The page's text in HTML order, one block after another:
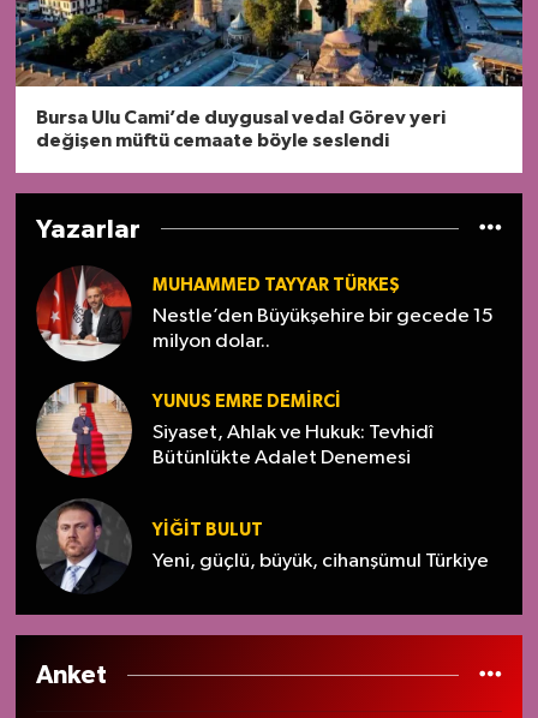
Bursa Ulu Cami’de duygusal veda! Görev yeri
değişen müftü cemaate böyle seslendi
Yazarlar
MUHAMMED TAYYAR TÜRKEŞ
Nestle’den Büyükşehire bir gecede 15
milyon dolar..
YUNUS EMRE DEMIRCI
Siyaset, Ahlak ve Hukuk: Tevhidî
Bütünlükte Adalet Denemesi
YİĞİT BULUT
Yeni, güçlü, büyük, cihanşümul Türkiye
Anket